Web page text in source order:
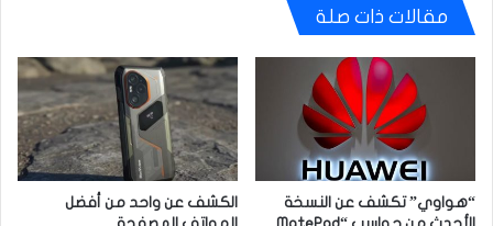
مقالات ذات صلة
“هواوي” تكشف عن النسخة
الكشف عن واحد من أفضل